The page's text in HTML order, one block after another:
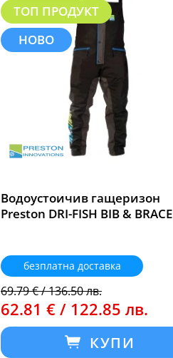
ТОП ПРОДУКТ
НОВО
Водоустоичив гащеризон
Preston DRI-FISH BIB & BRACE
безплатна доставка
69.79 € / 136.50 лв.
62.81 € / 122.85 лв.
КУПИ